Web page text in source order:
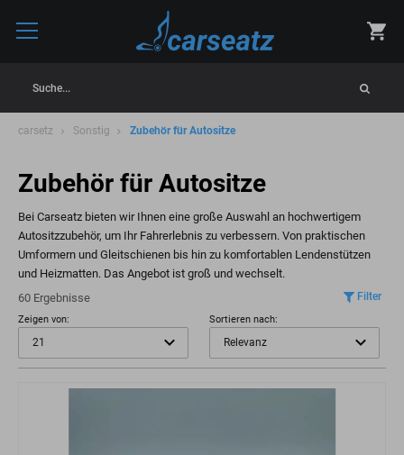
Suche...
carsetz Sonstig Zubehör für Autositze
Zubehör für Autositze
Bei Carseatz bieten wir Ihnen eine große Auswahl an hochwertigem
Autositzzubehör, um Ihr Fahrerlebnis zu verbessern. Von praktischen
Umformern und Gleitschienen bis hin zu komfortablen Lendenstützen
und Heizmatten. Das Angebot ist groß und wechselt.
60 Ergebnisse
Filter
Zeigen von: Sortieren nach: